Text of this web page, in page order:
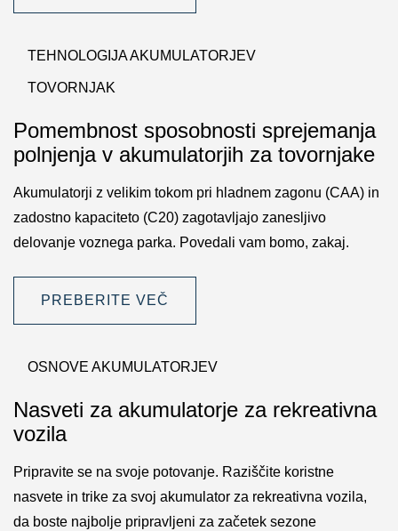
TEHNOLOGIJA AKUMULATORJEV
TOVORNJAK
Pomembnost sposobnosti sprejemanja
polnjenja v akumulatorjih za tovornjake
Akumulatorji z velikim tokom pri hladnem zagonu (CAA) in
zadostno kapaciteto (C20) zagotavljajo zanesljivo
delovanje voznega parka. Povedali vam bomo, zakaj.
PREBERITE VEČ
OSNOVE AKUMULATORJEV
Nasveti za akumulatorje za rekreativna
vozila
Pripravite se na svoje potovanje. Raziščite koristne
nasvete in trike za svoj akumulator za rekreativna vozila,
da boste najbolje pripravljeni za začetek sezone